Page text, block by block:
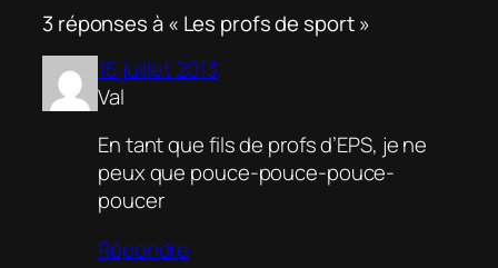
3 réponses à « Les profs de sport »
15 juillet 2013
Val
En tant que fils de profs d’EPS, je ne
peux que pouce-pouce-pouce-
poucer
Répondre